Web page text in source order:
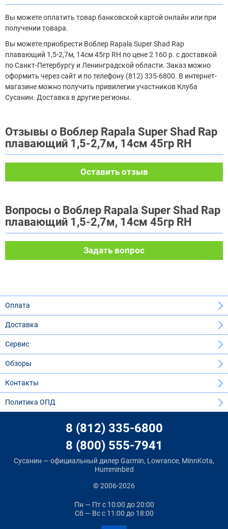
Вы можете оплатить товар банковской картой онлайн или при
получении товара.
Вы можете приобрести Воблер Rapala Super Shad Rap
плавающий 1,5-2,7м, 14см 45гр RH по цене 2 160 р. с доставкой
по Санкт-Петербургу и Ленинградской области. Заказ можно
оформить через сайт и по телефону (812) 335-6800. В интернет-
магазине можно получить привилегии участников Клуба
Сусанин. Доставка в другие регионы.
Отзывы о Воблер Rapala Super Shad Rap
плавающий 1,5-2,7м, 14см 45гр RH
Оставить отзыв
Вопросы о Воблер Rapala Super Shad Rap
плавающий 1,5-2,7м, 14см 45гр RH
Задать вопрос
Оплата
Доставка
Сервис
Обзоры
Контакты
Политика ОПД
8 (812) 335-6800
8 (800) 555-7941
Сусанин — официальный дилер Garmin, Lowrance, MinnKota,
Humminbird
© 2006-2026
Пн — Птс 10:00 до 20:00
Сб — Всс 11:00 до 18:00